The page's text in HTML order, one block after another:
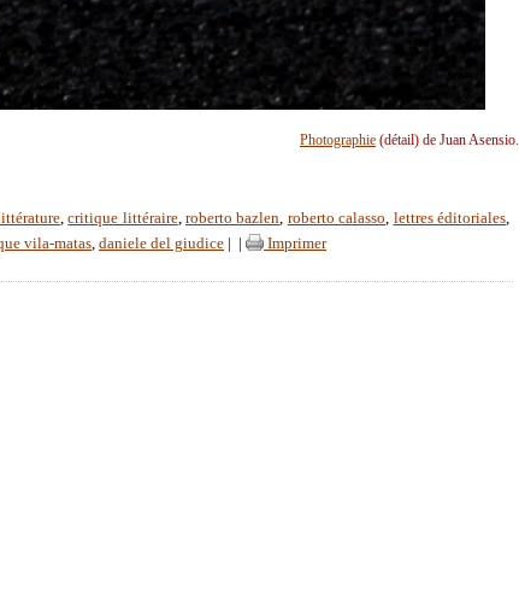
Photographie(détail) de Juan Asensio.
,critique littéraire, roberto bazlen, roberto calasso, lettres éditoriales,
vila-matas, daniele del giudice Imprimer